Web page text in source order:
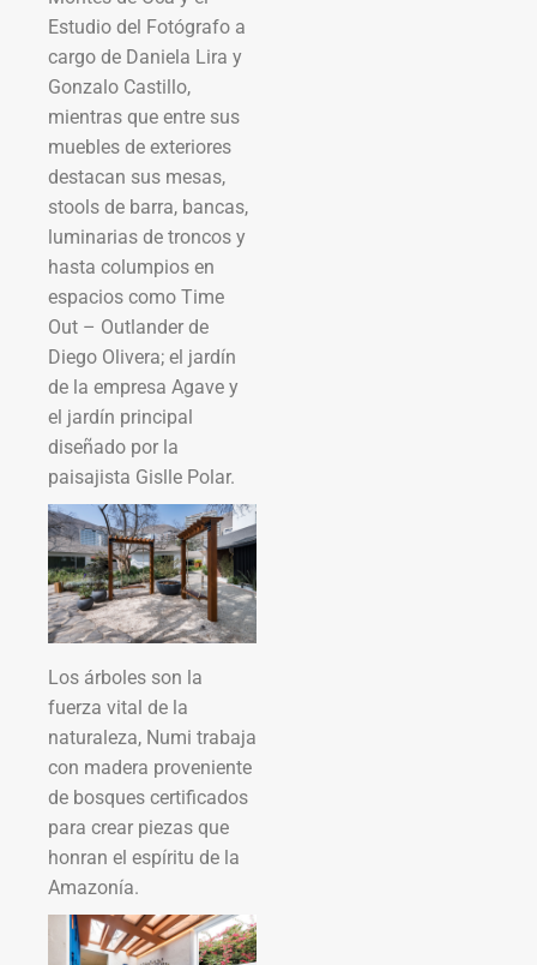
Estudio del Fotógrafo a
cargo de Daniela Lira y
Gonzalo Castillo,
mientras que entre sus
muebles de exteriores
destacan sus mesas,
stools de barra, bancas,
luminarias de troncos y
hasta columpios en
espacios como Time
Out – Outlander de
Diego Olivera; el jardín
de la empresa Agave y
el jardín principal
diseñado por la
paisajista Gislle Polar.
Los árboles son la
fuerza vital de la
naturaleza, Numi trabaja
con madera proveniente
de bosques certificados
para crear piezas que
honran el espíritu de la
Amazonía.